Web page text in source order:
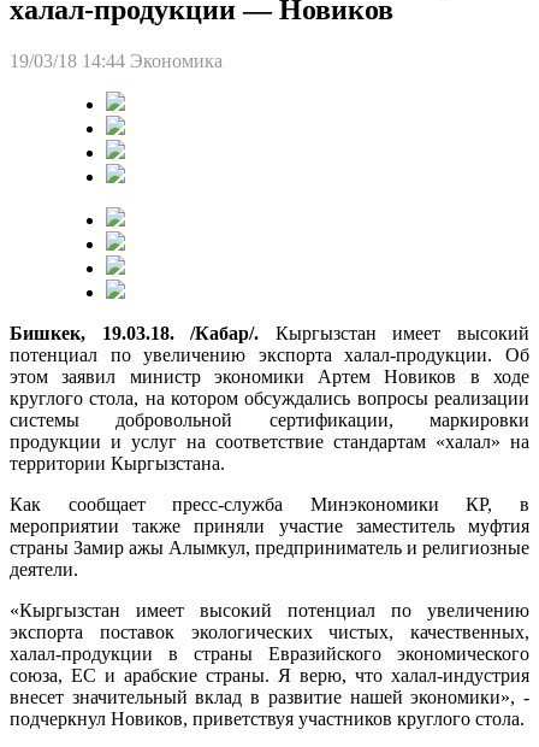
халал-продукции — Новиков
19/03/18 14:44 Экономика
Бишкек, 19.03.18. /Кабар/. Кыргызстан имеет высокий
потенциал по увеличению экспорта халал-продукции. Об
этом заявил министр экономики Артем Новиков в ходе
круглого стола, на котором обсуждались вопросы реализации
системы добровольной сертификации, маркировки
продукции и услуг на соответствие стандартам «халал» на
территории Кыргызстана.
Как сообщает пресс-служба Минэкономики КР, в
мероприятии также приняли участие заместитель муфтия
страны Замир ажы Алымкул, предприниматель и религиозные
деятели.
«Кыргызстан имеет высокий потенциал по увеличению
экспорта поставок экологических чистых, качественных,
халал-продукции в страны Евразийского экономического
союза, ЕС и арабские страны. Я верю, что халал-индустрия
внесет значительный вклад в развитие нашей экономики», -
подчеркнул Новиков, приветствуя участников круглого стола.